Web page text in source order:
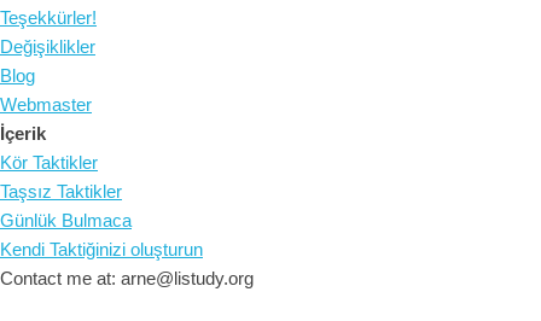
Teşekkürler!
Değişiklikler
Blog
Webmaster
İçerik
Kör Taktikler
Taşsız Taktikler
Günlük Bulmaca
Kendi Taktiğinizi oluşturun
Contact me at: arne@listudy.org